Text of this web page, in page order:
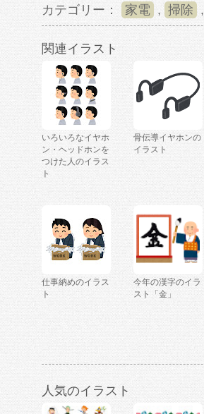
カテゴリー： 家電 , 掃除 ,
関連イラスト
いろいろなイヤホ
ン・ヘッドホンを
つけた人のイラス
ト
骨伝導イヤホンの
イラスト
仕事納めのイラス
ト
今年の漢字のイラ
スト「金」
人気のイラスト